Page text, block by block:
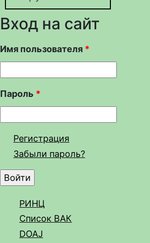
Вход на сайт
Имя пользователя *
Пароль *
Регистрация
Забыли пароль?
РИНЦ
Список ВАК
DOAJ